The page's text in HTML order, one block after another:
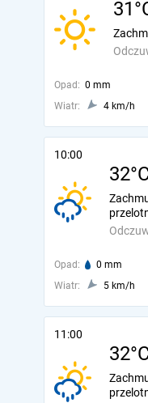
Opad: 0 mm
Wiatr:
4 km/h
10:00
Opad: 0 mm
Wiatr:
5 km/h
11:00